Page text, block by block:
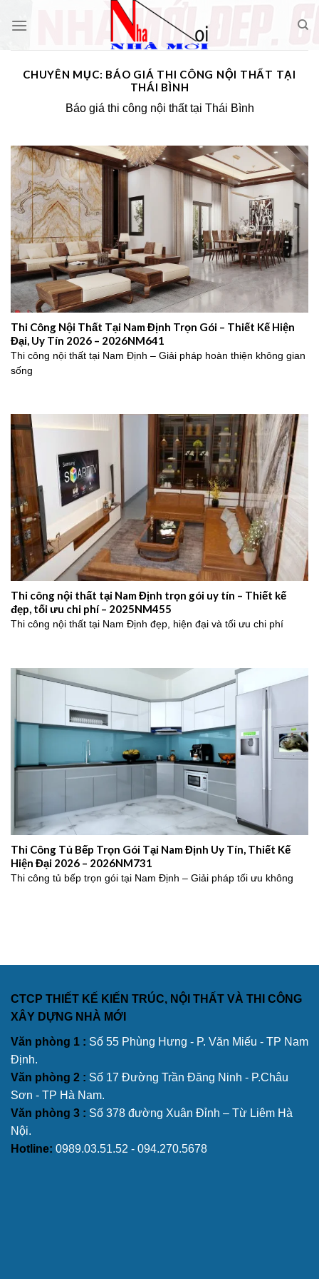
CHUYÊN MỤC: BÁO GIÁ THI CÔNG NỘI THẤT TẠI
THÁI BÌNH
Báo giá thi công nội thất tại Thái Bình
Thi Công Nội Thất Tại Nam Định Trọn Gói – Thiết Kế Hiện
Đại, Uy Tín 2026 – 2026NM641
Thi công nội thất tại Nam Định – Giải pháp hoàn thiện không gian
sống
Thi công nội thất tại Nam Định trọn gói uy tín – Thiết kế
đẹp, tối ưu chi phí – 2025NM455
Thi công nội thất tại Nam Định đẹp, hiện đại và tối ưu chi phí
Thi Công Tủ Bếp Trọn Gói Tại Nam Định Uy Tín, Thiết Kế
Hiện Đại 2026 – 2026NM731
Thi công tủ bếp trọn gói tại Nam Định – Giải pháp tối ưu không
CTCP THIẾT KẾ KIẾN TRÚC, NỘI THẤT VÀ THI CÔNG
XÂY DỰNG NHÀ MỚI
Văn phòng 1 : Số 55 Phùng Hưng - P. Văn Miếu - TP Nam
Định.
Văn phòng 2 : Số 17 Đường Trần Đăng Ninh - P.Châu
Sơn - TP Hà Nam.
Văn phòng 3 : Số 378 đường Xuân Đỉnh – Từ Liêm Hà
Nội.
Hotline: 0989.03.51.52 - 094.270.5678